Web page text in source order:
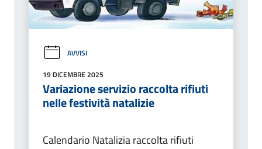
AVVISI
19 DICEMBRE 2025
Variazione servizio raccolta rifiuti
nelle festività natalizie
Calendario Natalizia raccolta rifiuti